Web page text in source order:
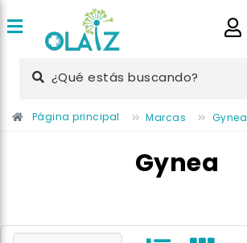
¿Qué estás buscando?
Página principal Marcas Gynea
Gynea